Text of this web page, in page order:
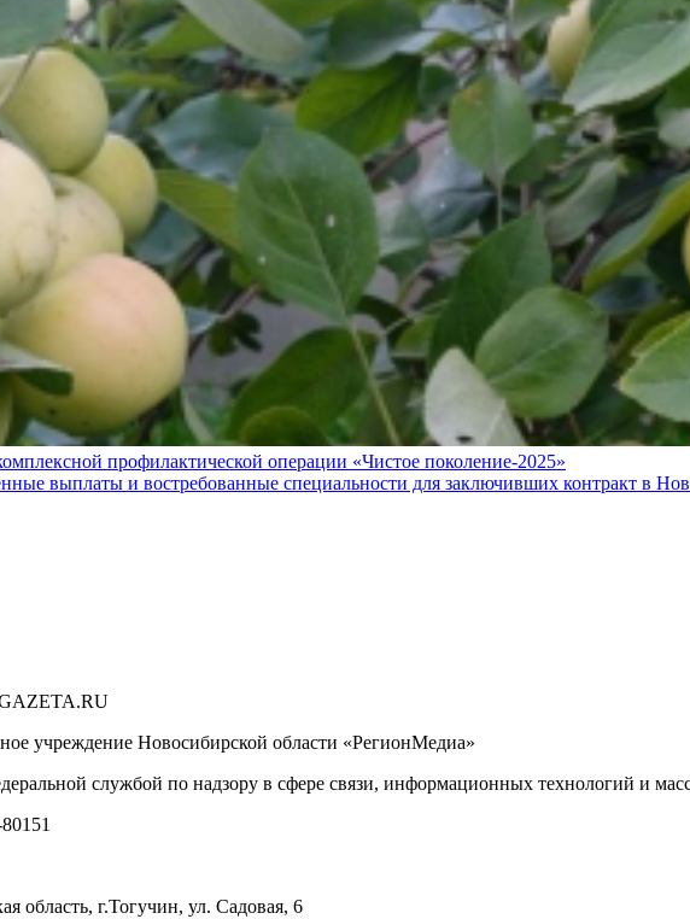
профилактической операции «Чистое поколение-2025»
выплаты и востребованные специальности для заключивших контракт в
учреждение Новосибирской области «РегионМедиа»
службой по надзору в сфере связи, информационных технологий и
область, г.Тогучин, ул. Садовая, 6